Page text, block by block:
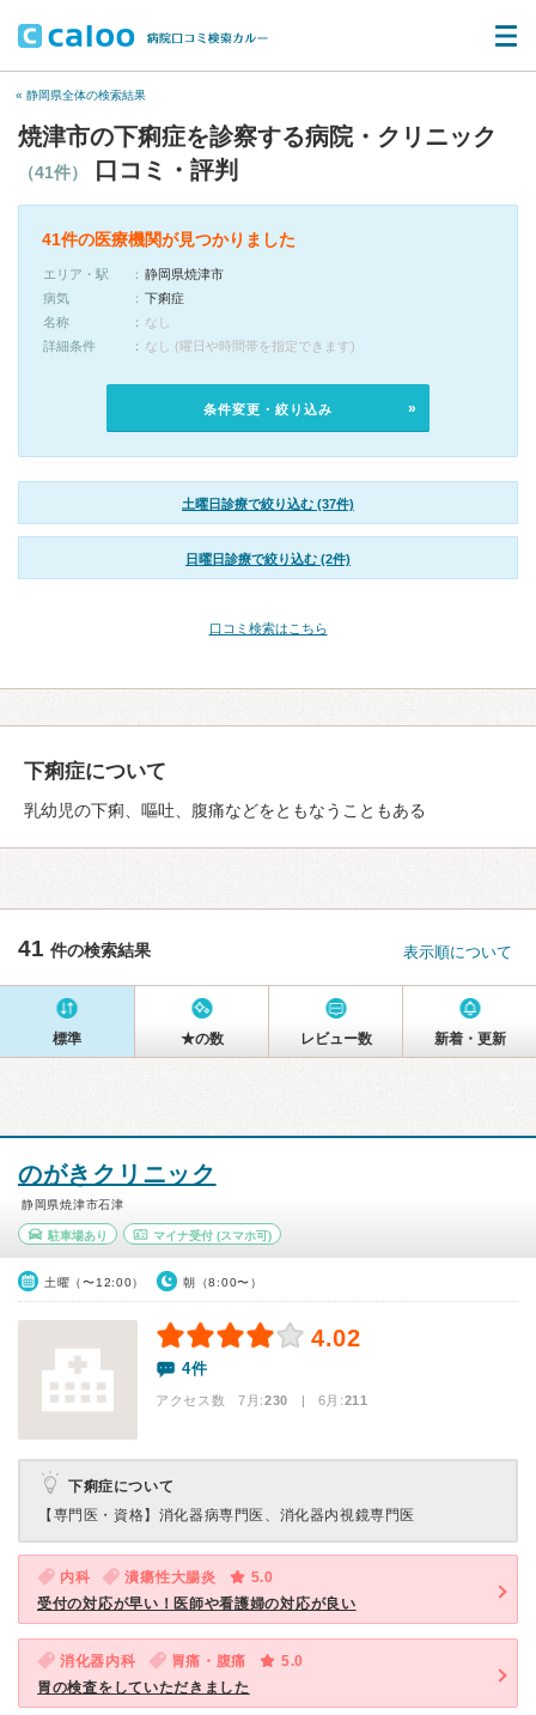
« 静岡県全体の検索結果
焼津市の下痢症を診察する病院・クリニック
（41件） 口コミ・評判
41件の医療機関が見つかりました
エリア・駅
静岡県焼津市
病気
下痢症
名称
なし
詳細条件
なし (曜日や時間帯を指定できます)
条件変更・絞り込み
土曜日診療で絞り込む (37件)
日曜日診療で絞り込む (2件)
口コミ検索はこちら
下痢症について
乳幼児の下痢、嘔吐、腹痛などをともなうこともある
41 件の検索結果 表示順について
標準 ★の数 レビュー数 新着・更新
のがきクリニック
静岡県焼津市石津
駐車場あり マイナ受付(スマホ可)
土曜（〜12:00） 朝（8:00〜）
4.02
4件
アクセス数 7月:230 | 6月:211
下痢症について
【専門医・資格】 消化器病専門医、消化器内視鏡専門医
内科 潰瘍性大腸炎
5.0
受付の対応が早い！医師や看護婦の対応が良い
消化器内科 胃痛・腹痛
5.0
胃の検査をしていただきました